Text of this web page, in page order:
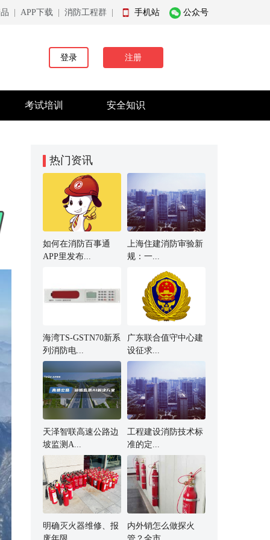
APP下载 消防工程群 手机站 公众号
登录 注册
考试培训 安全知识
热门资讯
如何在消防百事通
APP里发布...
上海住建消防审验新
规：一...
海湾TS-GSTN70新系
列消防电...
广东联合值守中心建
设征求...
天泽智联高速公路边
坡监测A...
工程建设消防技术标
准的定...
明确灭火器维修、报
内外销怎么做探火